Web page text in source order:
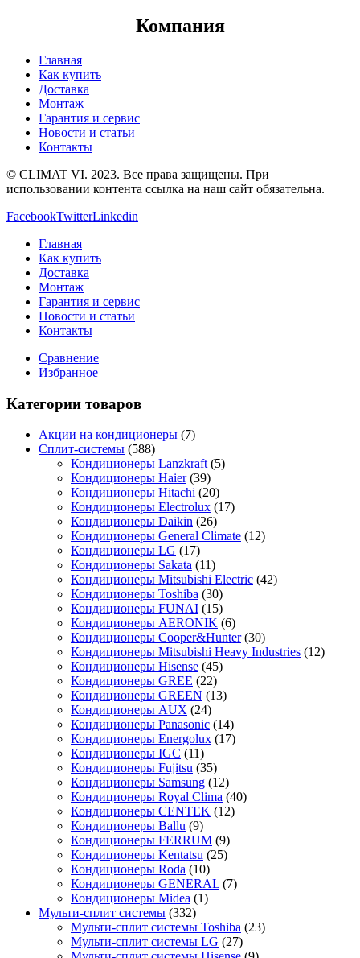
Компания
Главная
Как купить
Доставка
Монтаж
Гарантия и сервис
Новости и статьи
Контакты
© CLIMAT VI. 2023. Все права защищены. При
использовании контента ссылка на наш сайт обязательна.
FacebookTwitterLinkedin
Главная
Как купить
Доставка
Монтаж
Гарантия и сервис
Новости и статьи
Контакты
Сравнение
Избранное
Категории товаров
Акции на кондиционеры (7)
Сплит-системы (588)
Кондиционеры Lanzkraft (5)
Кондиционеры Haier (39)
Кондиционеры Hitachi (20)
Кондиционеры Electrolux (17)
Кондиционеры Daikin (26)
Кондиционеры General Climate (12)
Кондиционеры LG (17)
Кондиционеры Sakata (11)
Кондиционеры Mitsubishi Electric (42)
Кондиционеры Toshiba (30)
Кондиционеры FUNAI (15)
Кондиционеры AERONIK (6)
Кондиционеры Cooper&Hunter (30)
Кондиционеры Mitsubishi Heavy Industries (12)
Кондиционеры Hisense (45)
Кондиционеры GREE (22)
Кондиционеры GREEN (13)
Кондиционеры AUX (24)
Кондиционеры Panasonic (14)
Кондиционеры Energolux (17)
Кондиционеры IGC (11)
Кондиционеры Fujitsu (35)
Кондиционеры Samsung (12)
Кондиционеры Royal Clima (40)
Кондиционеры CENTEK (12)
Кондиционеры Ballu (9)
Кондиционеры FERRUM (9)
Кондиционеры Kentatsu (25)
Кондиционеры Roda (10)
Кондиционеры GENERAL (7)
Кондиционеры Midea (1)
Мульти-сплит системы (332)
Мульти-сплит системы Toshiba (23)
Мульти-сплит системы LG (27)